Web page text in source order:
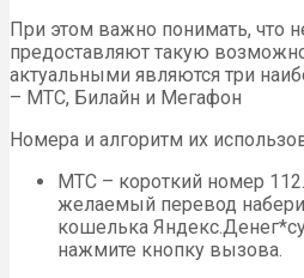
При этом важно понимать, что
предоставляют такую
актуальными являются три
– МТС, Билайн и Мегафон
Номера и алгоритм их
МТС – короткий номер
желаемый перевод
кошелька
нажмите кнопку вызова.